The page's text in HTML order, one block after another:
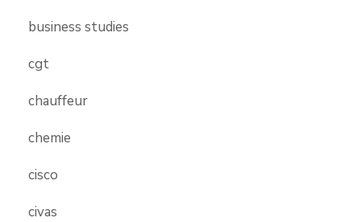
business studies
cgt
chauffeur
chemie
cisco
civas